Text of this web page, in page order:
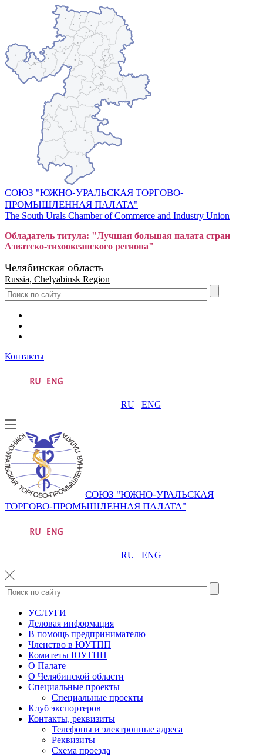
СОЮЗ "ЮЖНО-УРАЛЬСКАЯ ТОРГОВО-
ПРОМЫШЛЕННАЯ ПАЛАТА"
The South Urals Chamber of Commerce and Industry Union
Обладатель титула: "Лучшая большая палата стран
Азиатско-тихоокеанского региона"
Челябинская область
Russia, Chelyabinsk Region
Контакты
RU ENG
СОЮЗ "ЮЖНО-УРАЛЬСКАЯ
ТОРГОВО-ПРОМЫШЛЕННАЯ ПАЛАТА"
RU ENG
УСЛУГИ
Деловая информация
В помощь предпринимателю
Членство в ЮУТПП
Комитеты ЮУТПП
О Палате
О Челябинской области
Специальные проекты
Специальные проекты
Клуб экспортеров
Контакты, реквизиты
Телефоны и электронные адреса
Реквизиты
Схема проезда